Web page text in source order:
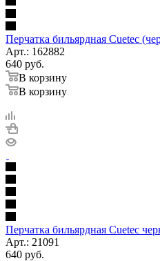
Перчатка бильярдная Cuetec
Арт.: 162882
640 руб.
В корзину
В корзину
Перчатка бильярдная Cuetec
Арт.: 21091
640 руб.